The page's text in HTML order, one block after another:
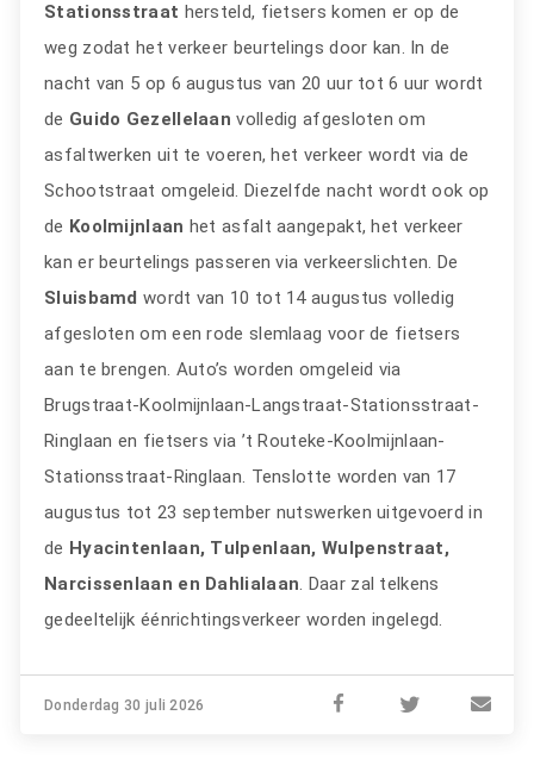
Stationsstraat hersteld, fietsers komen er op de
weg zodat het verkeer beurtelings door kan. In de
nacht van 5 op 6 augustus van 20 uur tot 6 uur wordt
de Guido Gezellelaan volledig afgesloten om
asfaltwerken uit te voeren, het verkeer wordt via de
Schootstraat omgeleid. Diezelfde nacht wordt ook op
de Koolmijnlaan het asfalt aangepakt, het verkeer
kan er beurtelings passeren via verkeerslichten. De
Sluisbamd wordt van 10 tot 14 augustus volledig
afgesloten om een rode slemlaag voor de fietsers
aan te brengen. Auto’s worden omgeleid via
Brugstraat-Koolmijnlaan-Langstraat-Stationsstraat-
Ringlaan en fietsers via ’t Routeke-Koolmijnlaan-
Stationsstraat-Ringlaan. Tenslotte worden van 17
augustus tot 23 september nutswerken uitgevoerd in
de Hyacintenlaan, Tulpenlaan, Wulpenstraat,
Narcissenlaan en Dahlialaan. Daar zal telkens
gedeeltelijk éénrichtingsverkeer worden ingelegd.
Donderdag 30 juli 2026